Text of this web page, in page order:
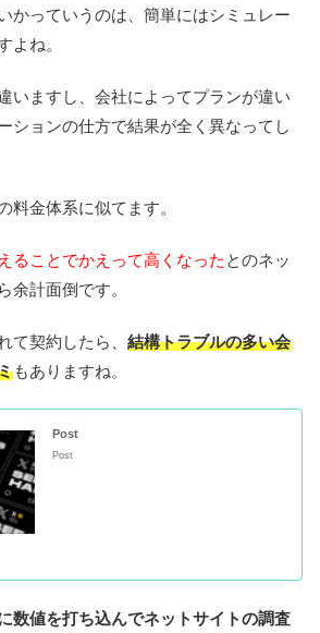
かっていうのは、簡単にはシミュレー
よね。
いますし、会社によってプランが違い
ションの仕方で結果が全く異なってし
料金体系に似てます。
ることでかえって高くなった とのネッ
余計面倒です。
て契約したら、 結構トラブルの多い会
もありますね。
Post
Post
数値を打ち込んでネットサイトの調査